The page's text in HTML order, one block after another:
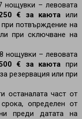
нощувки – левовата
€ за каютаили
при потвърждение на
при сключване на
нощувки – левовата
€ за каютапри
резервация или при
останалата част от
определен от
преди датата на